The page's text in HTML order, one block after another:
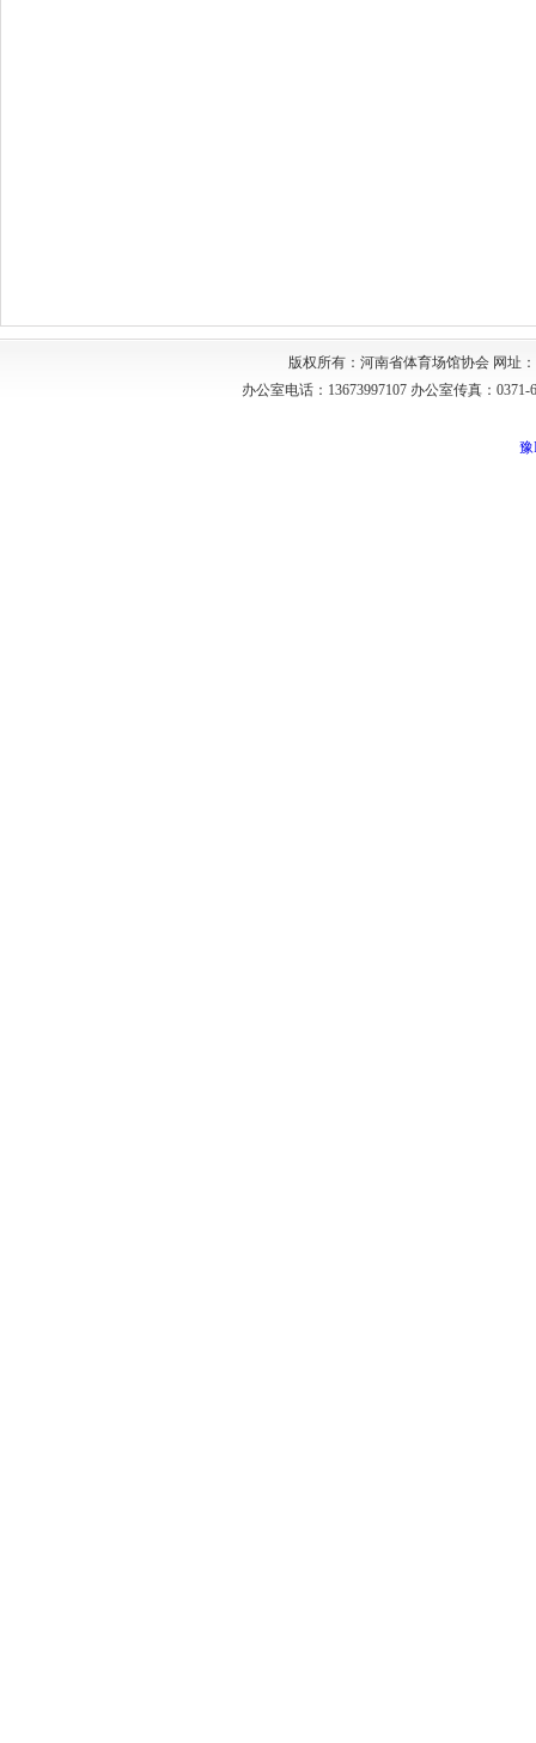
版权所有：河南省体育场馆协会 网址：
办公室电话：13673997107 办公室传真：
豫